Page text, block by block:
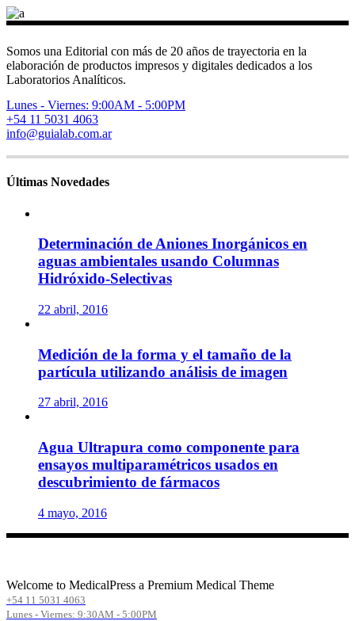
Somos una Editorial con más de 20 años de trayectoria en la
elaboración de productos impresos y digitales dedicados a los
Laboratorios Analíticos.
Lunes - Viernes: 9:00AM - 5:00PM
+54 11 5031 4063
info@guialab.com.ar
Últimas Novedades
Determinación de Aniones Inorgánicos en
aguas ambientales usando Columnas
Hidróxido-Selectivas
22 abril, 2016
Medición de la forma y el tamaño de la
partícula utilizando análisis de imagen
27 abril, 2016
Agua Ultrapura como componente para
ensayos multiparamétricos usados en
descubrimiento de fármacos
4 mayo, 2016
Welcome to MedicalPress a Premium Medical Theme
+54 11 5031 4063
Lunes - Viernes: 9:30AM - 5:00PM